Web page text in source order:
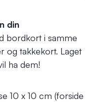
din
bordkort i samme
og takkekort. Laget
ha dem!
10 x 10 cm (forside